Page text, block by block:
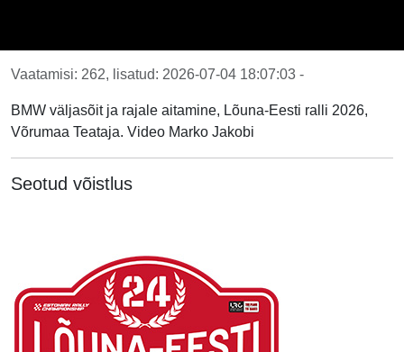
Vaatamisi: 262, lisatud: 2026-07-04 18:07:03 -
BMW väljasõit ja rajale aitamine, Lõuna-Eesti ralli 2026,
Võrumaa Teataja. Video Marko Jakobi
Seotud võistlus